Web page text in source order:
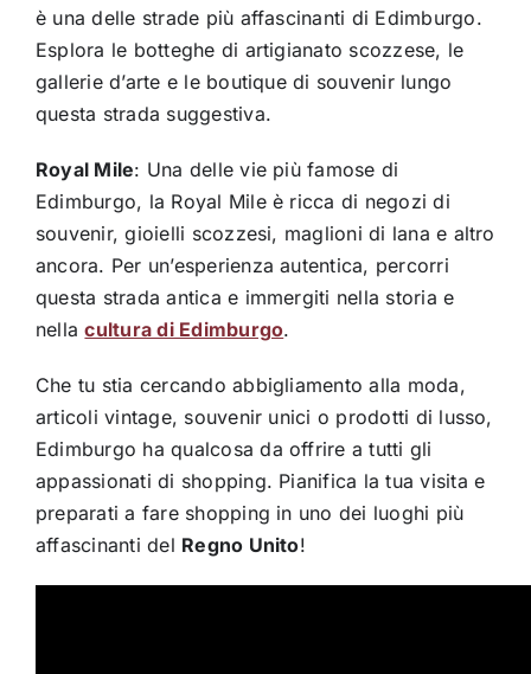
è una delle strade più affascinanti di Edimburgo.
Esplora le botteghe di artigianato scozzese, le
gallerie d’arte e le boutique di souvenir lungo
questa strada suggestiva.
Royal Mile: Una delle vie più famose di
Edimburgo, la Royal Mile è ricca di negozi di
souvenir, gioielli scozzesi, maglioni di lana e altro
ancora. Per un’esperienza autentica, percorri
questa strada antica e immergiti nella storia e
nellacultura di Edimburgo.
Che tu stia cercando abbigliamento alla moda,
articoli vintage, souvenir unici o prodotti di lusso,
Edimburgo ha qualcosa da offrire a tutti gli
appassionati di shopping. Pianifica la tua visita e
preparati a fare shopping in uno dei luoghi più
affascinanti del Regno Unito!